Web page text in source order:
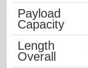
Payload
Capacity
Length
Overall